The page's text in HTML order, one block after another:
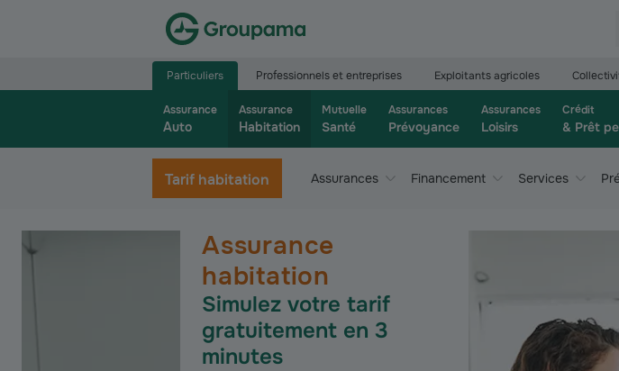
Particuliers Professionnels et entreprises Exploitants agricoles
Assurance
Auto
Assurance
Habitation
Mutuelle
Santé
Assurances
Prévoyance
Assurances
Loisirs
Crédit
& Prêt
Tarif habitation Assurances Financement Services
Assurance
habitation
Simulez votre tarif
gratuitement en 3
minutes